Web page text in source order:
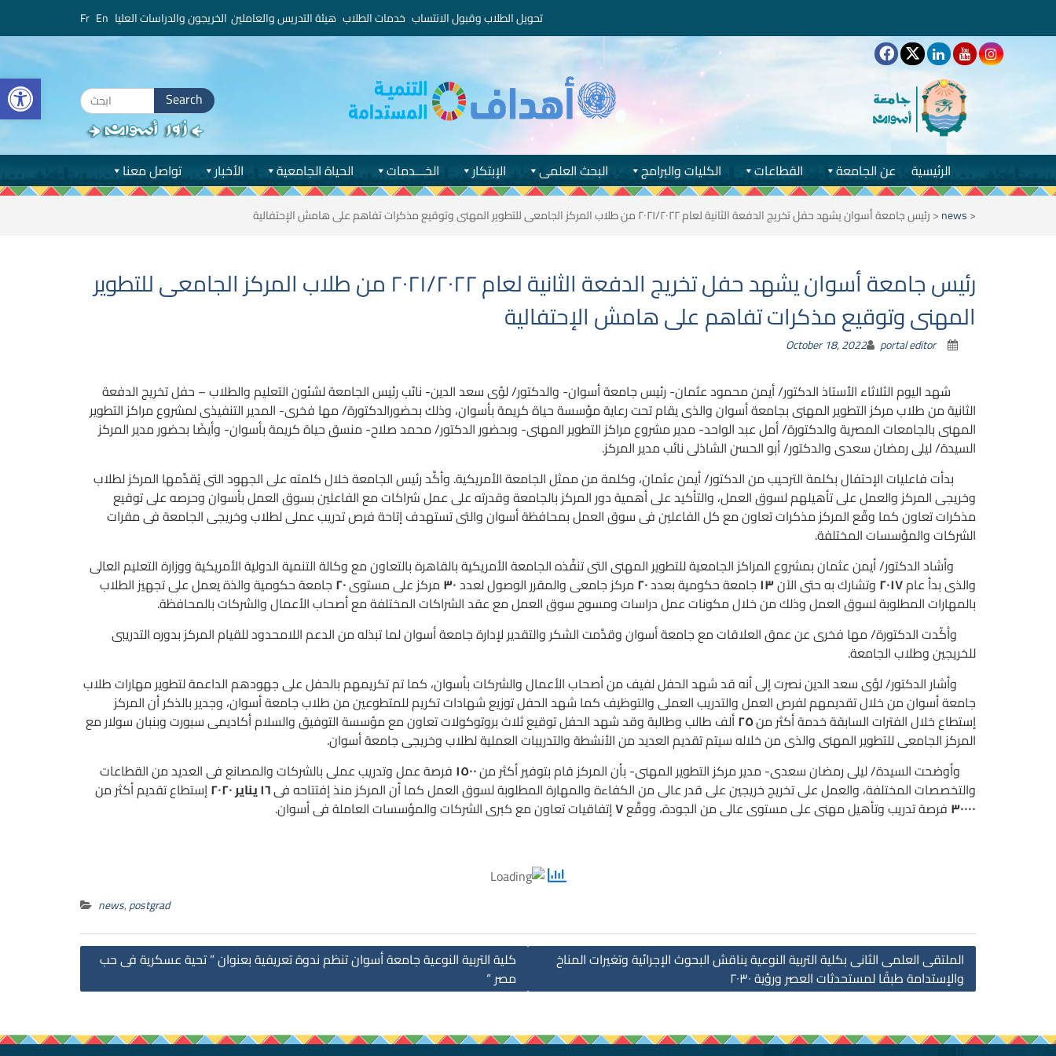
تحويل الطلاب وقبول الانتساب خدمات الطلاب هيئة التدريس والعاملين الخريجون والدراسات العليا
Search
for:
تواصل معنا الأخبار الحياة الجامعية الخـــدمات الإبتكار البحث العلمى الكليات والبرامج القطاعات عن الجامعة الرئيسية
<
news
<رئيس جامعة أسوان يشهد حفل تخريج الدفعة الثانية لعام ٢٠٢١/٢٠٢٢ من طلاب المركز الجامعى للتطوير المهنى وتوقيع مذكرات تفاهم على هامش الإحتفالية
رئيس جامعة أسوان يشهد حفل تخريج الدفعة الثانية لعام ٢٠٢١/٢٠٢٢ من طلاب المركز الجامعى للتطوير
المهنى وتوقيع مذكرات تفاهم على هامش الإحتفالية
October 18, 2022 portal editor
شهد اليوم الثلاثاء الأستاذ الدكتور/ أيمن محمود عثمان- رئيس جامعة أسوان- والدكتور/ لؤى سعد الدين- نائب رئيس الجامعة لشئون التعليم والطلاب – حفل تخريج الدفعة
الثانية من طلاب مركز التطوير المهنى بجامعة أسوان والذى يقام تحت رعاية مؤسسة حياة كريمة بأسوان، وذلك بحضورالدكتورة/ مها فخرى- المدير التنفيذى لمشروع مراكز التطوير
المهنى بالجامعات المصرية والدكتورة/ أمل عبد الواحد- مدير مشروع مراكز التطوير المهنى- وبحضور الدكتور/ محمد صلاح- منسق حياة كريمة بأسوان- وأيضًا بحضور مدير المركز
السيدة/ ليلى رمضان سعدى والدكتور/ أبو الحسن الشاذلى نائب مدير المركز.
بدأت فاعليات الإحتفال بكلمة الترحيب من الدكتور/ أيمن عثمان، وكلمة من ممثل الجامعة الأمريكية. وأكَّد رئيس الجامعة خلال كلمته على الجهود التى يُقدِّمها المركز لطلاب
وخريجى المركز والعمل على تأهيلهم لسوق العمل، والتأكيد على أهمية دور المركز بالجامعة وقدرته على عمل شراكات مع الفاعلين بسوق العمل بأسوان وحرصه على توقيع
مذكرات تعاون كما وقّع المركز مذكرات تعاون مع كل الفاعلين فى سوق العمل بمحافظة أسوان والتى تستهدف إتاحة فرص تدريب عملى لطلاب وخريجى الجامعة فى مقرات
الشركات والمؤسسات المختلفة.
وأشاد الدكتور/ أيمن عثمان بمشروع المراكز الجامعية للتطوير المهنى التى تنفِّذه الجامعة الأمريكية بالقاهرة بالتعاون مع وكالة التنمية الدولية الأمريكية ووزارة التعليم العالى
والذى بدأ عام٢٠١٧ وتشارك به حتى الآن١٣ جامعة حكومية بعدد مركز جامعى والمقرر الوصول لعدد٣٠ مركز على مستوى
جامعة حكومية والذة يعمل على تجهيز الطلاب
بالمهارات المطلوبة لسوق العمل وذلك من خلال مكونات عمل دراسات ومسوح سوق العمل مع عقد الشراكات المختلفة مع أصحاب الأعمال والشركات بالمحافظة.
وأكّدت الدكتورة/ مها فخرى عن عمق العلاقات مع جامعة أسوان وقدَّمت الشكر والتقدير لإدارة جامعة أسوان لما تبذله من الدعم اللامحدود للقيام المركز بدوره التدريبى
للخريجين وطلاب الجامعة.
وأشار الدكتور/ لؤى سعد الدين نصرت إلى أنه قد شهد الحفل لفيف من أصحاب الأعمال والشركات بأسوان، كما تم تكريمهم بالحفل على جهودهم الداعمة لتطوير مهارات طلاب
جامعة أسوان من خلال تقديمهم لفرص العمل والتدريب العملى والتوظيف كما شهد الحفل توزيع شهادات تكريم للمتطوعين من طلاب جامعة أسوان، وجدير بالذكر أن المركز
إستطاع خلال الفترات السابقة خدمة أكثر من
ألف طالب وطالبة وقد شهد الحفل توقيع ثلاث بروتوكولات تعاون مع مؤسسة التوفيق والسلام أكاديمى سبورت وبنبان سولار مع
المركز الجامعى للتطوير المهنى والذى من خلاله سيتم تقديم العديد من الأنشطة والتدريبات العملية لطلاب وخريجى جامعة أسوان.
وأوضحت السيدة/ ليلى رمضان سعدى- مدير مركز التطوير المهنى- بأن المركز قام بتوفير أكثر من
فرصة عمل وتدريب عملى بالشركات والمصانع فى العديد من القطاعات
والتخصصات المختلفة، والعمل على تخريج خريجين على قدر عالى من الكفاءة والمهارة المطلوبة لسوق العمل كما أن المركز منذ إفتتاحه فى
إستطاع تقديم أكثر من
٣٠٠٠٠ فرصة تدريب وتأهيل مهنى على مستوى عالى من الجودة، ووقَّع٧إتفاقيات تعاون مع كبرى الشركات والمؤسسات العاملة فى أسوان.
news,postgrad
كلية التربية النوعية جامعة أسوان تنظم ندوة تعريفية بعنوان ” تحية عسكرية فى حب
مصر “
الملتقى العلمى الثانى بكلية التربية النوعية يناقش البحوث الإجرائية وتغيرات المناخ
والإستدامة طبقًا لمستحدثات العصر ورؤية ٢٠٣٠